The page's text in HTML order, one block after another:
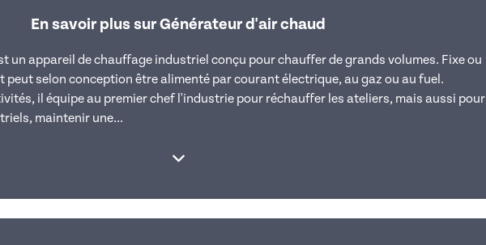
En savoir plus sur Générateur d'air chaud
un appareil de chauffage industriel conçu pour chauffer de grands volumes. Fixe ou
peut selon conception être alimenté par courant électrique, au gaz ou au fuel.
il équipe au premier chef l'industrie pour réchauffer les ateliers, mais aussi pour
maintenir une...
Afficher la suite